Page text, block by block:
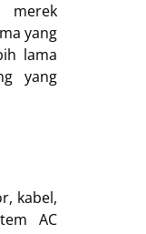
yang
lama
yang
kabel,
AC